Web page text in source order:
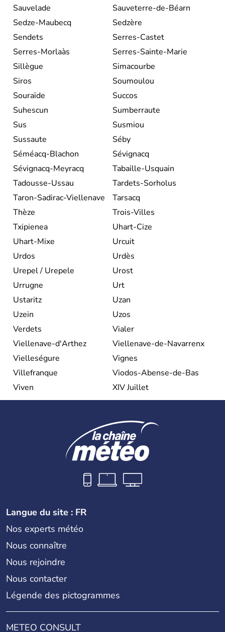
Sauvelade
Sauveterre-de-Béarn
Sedze-Maubecq
Sedzère
Sendets
Serres-Castet
Serres-Morlaàs
Serres-Sainte-Marie
Sillègue
Simacourbe
Siros
Soumoulou
Souraïde
Succos
Suhescun
Sumberraute
Sus
Susmiou
Sussaute
Séby
Séméacq-Blachon
Sévignacq
Sévignacq-Meyracq
Tabaille-Usquain
Tadousse-Ussau
Tardets-Sorholus
Taron-Sadirac-Viellenave
Tarsacq
Thèze
Trois-Villes
Txipienea
Uhart-Cize
Uhart-Mixe
Urcuit
Urdos
Urdès
Urepel / Urepele
Urost
Urrugne
Urt
Ustaritz
Uzan
Uzein
Uzos
Verdets
Vialer
Viellenave-d'Arthez
Viellenave-de-Navarrenx
Vielleségure
Vignes
Villefranque
Viodos-Abense-de-Bas
Viven
XIV Juillet
Langue du site : FR
Nos experts météo
Nous connaître
Nous rejoindre
Nous contacter
Légende des pictogrammes
METEO CONSULT